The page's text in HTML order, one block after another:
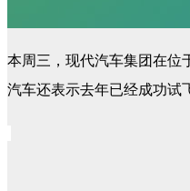
本周三，现代汽车集团在位
汽车还表示去年已经成功试